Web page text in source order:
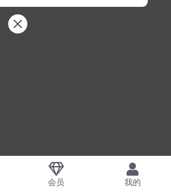
会员 我的